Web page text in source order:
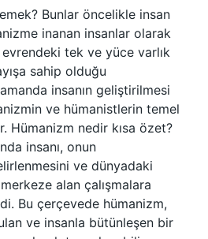
Bunlar öncelikle insan
inanan insanlar olarak
evrendeki tek ve yüce varlık
sahip olduğu
insanın geliştirilmesi
ve hümanistlerin temel
Hümanizm nedir kısa özet?
insanı, onun
ve dünyadaki
merkeze alan çalışmalara
Bu çerçevede hümanizm,
ve insanla bütünleşen bir